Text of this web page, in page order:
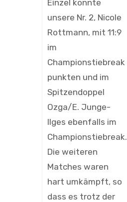
Einzel konnte
unsere Nr. 2, Nicole
Rottmann, mit 11:9
im
Championstiebreak
punkten und im
Spitzendoppel
Ozga/E. Junge-
Ilges ebenfalls im
Championstiebreak.
Die weiteren
Matches waren
hart umkämpft, so
dass es trotz der